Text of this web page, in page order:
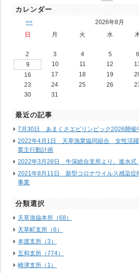
カレンダー
<< 2026年8月
日 月 火 水
2
3 4 5 6
9
10 11 12
16
17 18 19
23
24 25 26
30
31
最近の記事
7月30日 あまくさエビリンピック2026開催
2022年4月1日 天草漁業協同組合 女性活躍
業主行動計画
2022年3月28日 牛深総合支所より。進水式
2021年8月11日 新型コロナウイルス感染
事業
分類選択
天草漁協本所（68）
天草町支所（6）
本渡支所（3）
五和支所（774）
崎津支所（1）